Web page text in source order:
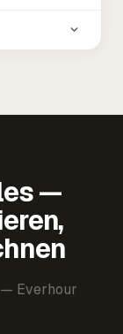
—
Everhour